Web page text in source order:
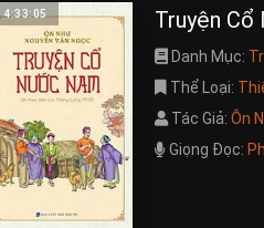
4:33:05 Truyện
Danh Mục:
Thể Loại:
Tác Giả: Ôn
Giọng Đọc: